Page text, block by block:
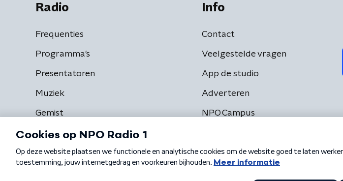
Radio
Frequenties
Programma's
Presentatoren
Muziek
Gemist
Info
Contact
Veelgestelde vragen
App de studio
Adverteren
NPO Campus
Algemene voorwaarden Privacybeleid